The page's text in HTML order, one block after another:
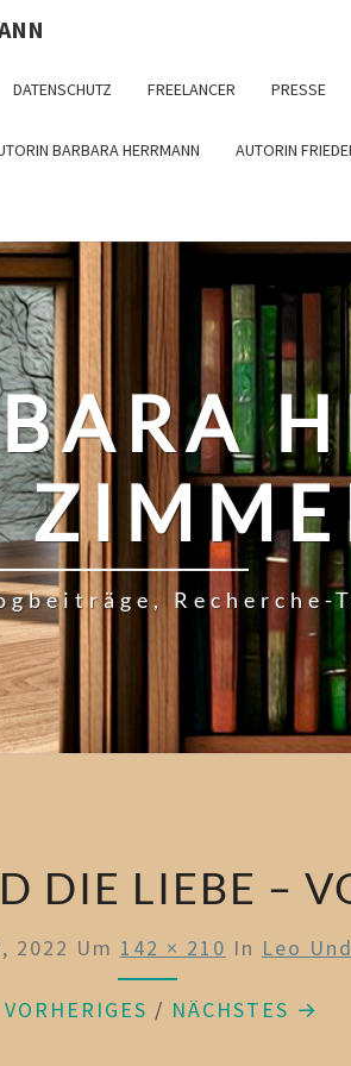
DATENSCHUTZ FREELANCER PRESSE
BARBARA HERRMANN AUTORIN
Recherche-
DIE LIEBE –
2022 Um 142 × 210 In Leo
/ NÄCHSTES →